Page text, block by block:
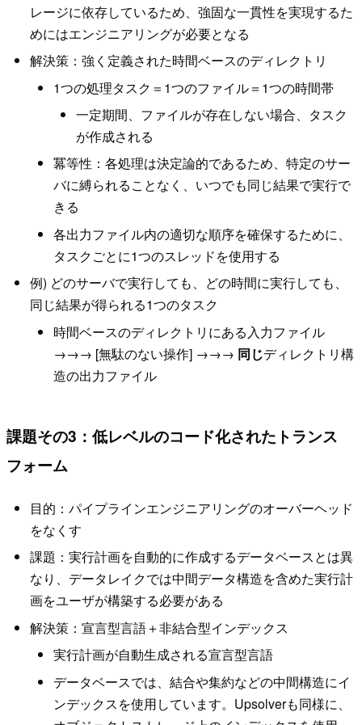
レージに依存しているため、強固な一貫性を実現するた
めにはエンジニアリングが必要となる
解決策：強く定義された時間ベースのディレクトリ
1つの処理タスク＝1つのファイル＝1つの時間帯
一定期間、ファイルが存在しない場合、タスク
が作成される
冪等性：各処理は決定論的であるため、特定のサー
バに縛られることなく、いつでも同じ結果で実行で
きる
各出力ファイル内の適切な順序を確保するために、
タスクごとに1つのスレッドを使用する
例) どのサーバで実行しても、どの時間に実行しても、
同じ結果が得られる1つのタスク
時間ベースのディレクトリにある入力ファイル
→→→ [無駄のない操作] →→→ 同じディレクトリ構
造の出力ファイル
課題その3：低レベルのコード化されたトランス
フォーム
目的：パイプラインエンジニアリングのオーバーヘッド
をなくす
課題：実行計画を自動的に作成するデータベースとは異
なり、データレイクでは中間データ構造を含めた実行計
画をユーザが構築する必要がある
解決策：宣言型言語＋非結合型インデックス
実行計画が自動生成される宣言型言語
データベースでは、結合や集約などの中間構造にイ
ンデックスを使用しています。Upsolverも同様に、